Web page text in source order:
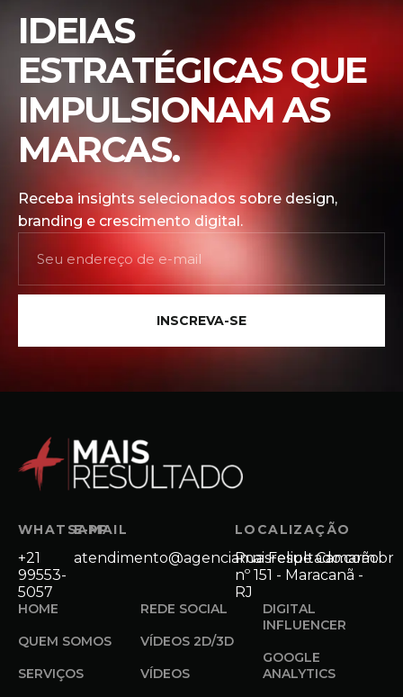
IDEIAS
ESTRATÉGICAS QUE
IMPULSIONAM AS
MARCAS.
Receba insights selecionados sobre design,
branding e crescimento digital.
INSCREVA-SE
WHATSAPP
+21
99553-
5057
E-MAIL
atendimento@agenciamaisresultado.com.br
LOCALIZAÇÃO
Rua Felipe Camarão
nº 151 - Maracanã -
RJ
HOME
QUEM SOMOS
SERVIÇOS
REDE SOCIAL
VÍDEOS 2D/3D
VÍDEOS
DIGITAL
INFLUENCER
GOOGLE
ANALYTICS